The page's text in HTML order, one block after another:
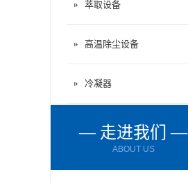
萃取设备
高温除尘设备
冷凝器
— 走进我们 —
ABOUT US